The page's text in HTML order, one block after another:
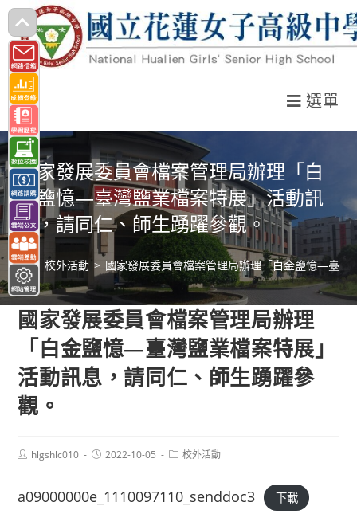
跳
轉
至
主
要
內
容
選單
國家發展委員會檔案管理局辦理「白
金鹽憶—臺灣鹽業檔案特展」活動訊
息，請同仁、師生踴躍參觀。
> 校外活動 > 國家發展委員會檔案管理局辦理「白金鹽憶—臺灣
國家發展委員會檔案管理局辦理
「白金鹽憶—臺灣鹽業檔案特展」
活動訊息，請同仁、師生踴躍參
觀。
Posthlgshlc010
Post2022-10-05
Post校外活動
a09000000e_1110097110_senddoc3 下載